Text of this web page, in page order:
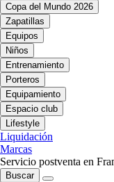
Copa del Mundo 2026
Zapatillas
Equipos
Niños
Entrenamiento
Porteros
Equipamiento
Espacio club
Lifestyle
Liquidación
Marcas
Servicio postventa en
Buscar